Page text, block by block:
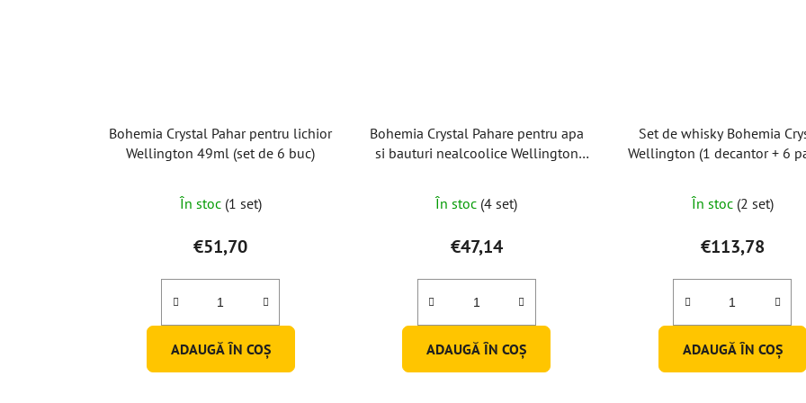
Bohemia Crystal Pahar pentru lichior
Wellington 49ml (set de 6 buc)
medie
a
produsului
este
5,0
5
În stoc (1 set)
€51,70
ADAUGĂ ÎN COŞ
Bohemia Crystal Pahare pentru apa
si bauturi nealcoolice Wellington
medie
a
produsului
este
5,0
5
În stoc (4 set)
€47,14
ADAUGĂ ÎN COŞ
Set de whisky Bohemia
Wellington (1 decantor + 6
În stoc (2 set)
€113,78
ADAUGĂ ÎN COŞ